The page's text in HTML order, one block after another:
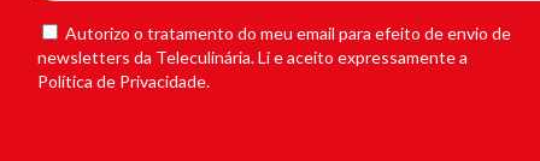
Autorizo o tratamento do meu email para efeito de envio de
newsletters da Teleculinária. Li e aceito expressamente a
Política de Privacidade.